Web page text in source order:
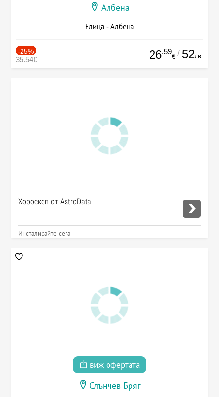
Албена
Елица - Албена
-25%
35.54€ 26.59
€ / 52лв.
Хороскоп от AstroData
Инсталирайте сега
виж офертата
Слънчев Бряг